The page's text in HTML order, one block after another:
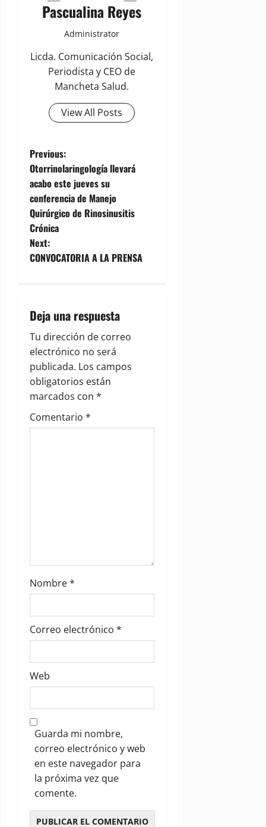
Pascualina Reyes
Administrator
Licda. Comunicación Social,
Periodista y CEO de
Mancheta Salud.
View All Posts
P
o
s
t
n
v
i
g
a
t
i
Previous:
Otorrinolaringología llevará
acabo este jueves su
conferencia de Manejo
Quirúrgico de Rinosinusitis
Crónica
Next:
CONVOCATORIA A LA PRENSA
Deja una respuesta
Tu dirección de correo
electrónico no será
publicada. Los campos
obligatorios están
marcados con *
Comentario *
Nombre*
Correo electrónico *
Web
Guarda mi nombre,
correo electrónico y web
en este navegador para
la próxima vez que
comente.